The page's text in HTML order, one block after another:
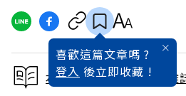
喜歡這篇文章嗎 ?
登入 後立即收藏 !
本文出自 1993 / 7月號雜